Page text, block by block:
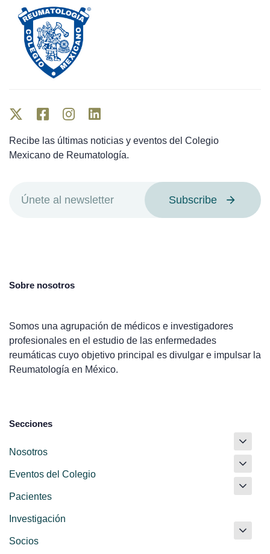
Recibe las últimas noticias y eventos del Colegio
Mexicano de Reumatología.
Subscribe
Sobre nosotros
Somos una agrupación de médicos e investigadores
profesionales en el estudio de las enfermedades
reumáticas cuyo objetivo principal es divulgar e impulsar la
Reumatología en México.
Secciones
Nosotros
Eventos del Colegio
Pacientes
Investigación
Socios